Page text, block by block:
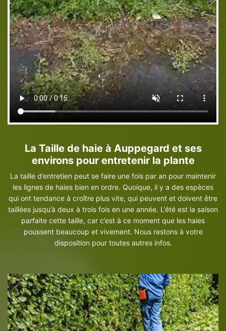
La Taille de haie à Auppegard et ses
environs pour entretenir la plante
La taille d’entretien peut se faire une fois par an pour maintenir
les lignes de haies bien en ordre. Quoique, il y a des espèces
qui ont tendance à croître plus vite, qui peuvent et doivent être
taillées jusqu’à deux à trois fois en une année. L’été est la saison
parfaite cette taille, car c’est à ce moment que les haies
poussent beaucoup et vivement. Nous restons à votre
disposition pour toutes autres infos.